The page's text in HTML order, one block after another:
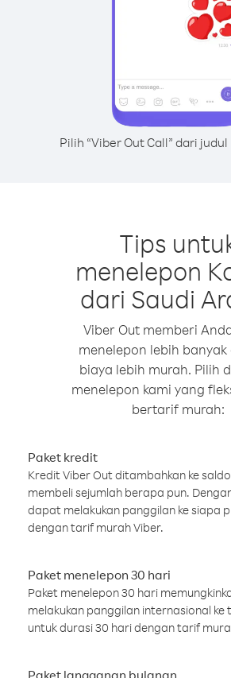
Pilih “Viber Out Call” dari
Tips
menelepon
dari Saudi
Viber Out memberi
menelepon lebih banyak
biaya lebih murah. Pilih
menelepon kami yang
bertarif murah:
Paket kredit
Kredit Viber Out ditambahkan ke
membeli sejumlah berapa pun.
dapat melakukan panggilan ke siapa
dengan tarif murah Viber.
Paket menelepon 30 hari
Paket menelepon 30 hari
melakukan panggilan internasional ke
untuk durasi 30 hari dengan tarif
Paket langganan bulanan